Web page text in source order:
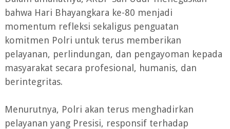
bahwa Hari Bhayangkara ke-80 menjadi
momentum refleksi sekaligus penguatan
komitmen Polri untuk terus memberikan
pelayanan, perlindungan, dan pengayoman kepada
masyarakat secara profesional, humanis, dan
berintegritas.
Menurutnya, Polri akan terus menghadirkan
pelayanan yang Presisi, responsif terhadap